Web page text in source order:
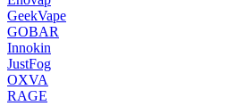
GeekVape
GOBAR
Innokin
JustFog
OXVA
RAGE